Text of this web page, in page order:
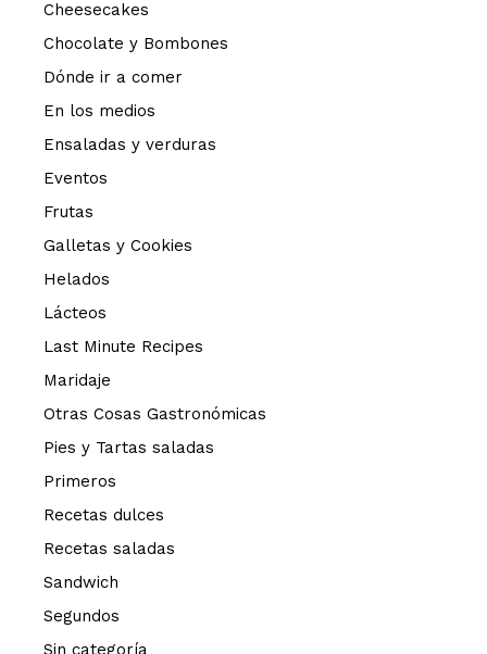
Cheesecakes
Chocolate y Bombones
Dónde ir a comer
En los medios
Ensaladas y verduras
Eventos
Frutas
Galletas y Cookies
Helados
Lácteos
Last Minute Recipes
Maridaje
Otras Cosas Gastronómicas
Pies y Tartas saladas
Primeros
Recetas dulces
Recetas saladas
Sandwich
Segundos
Sin categoría